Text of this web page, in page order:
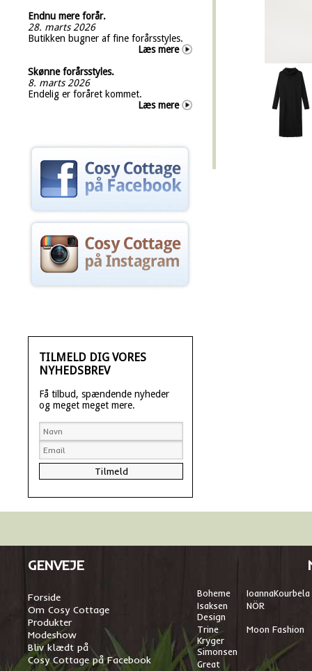
Endnu mere forår.
28. marts 2026
Butikken bugner af fine forårsstyles.
Læs mere
Skønne forårsstyles.
8. marts 2026
Endelig er foråret kommet.
Læs mere
TILMELD DIG VORES
NYHEDSBREV
Få tilbud, spændende nyheder
og meget meget mere.
GENVEJE
Forside
Om Cosy Cottage
Produkter
Modeshow
Bliv klædt på
Cosy Cottage på Facebook
Boheme IoannaKourbela
Isaksen
Design
NÖR
Trine
Kryger
Simonsen
Moon Fashion
Great